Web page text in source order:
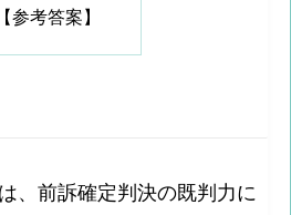
【参考答案】
、前訴確定判決の既判力に